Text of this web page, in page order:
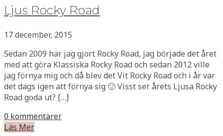
Ljus Rocky Road
17 december, 2015
Sedan 2009 har jag gjort Rocky Road, jag började det året
med att göra Klassiska Rocky Road och sedan 2012 ville
jag förnya mig och då blev det Vit Rocky Road och i år var
det dags igen att förnya sig 🙂 Visst ser årets Ljusa Rocky
Road goda ut? […]
0 kommentarer
Läs Mer